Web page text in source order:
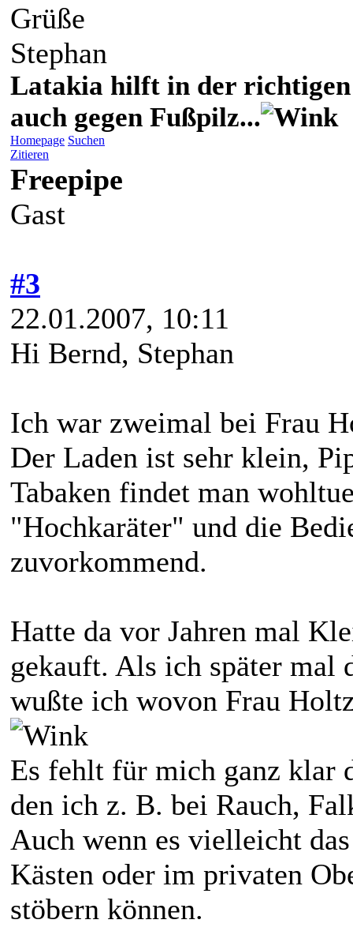
Grüße
Stephan
Latakia hilft in der richtigen
auch gegen Fußpilz...
Homepage Suchen
Zitieren
Freepipe
Gast
#3
22.01.2007, 10:11
Hi Bernd, Stephan
Ich war zweimal bei Frau
Der Laden ist sehr klein,
Tabaken findet man
"Hochkaräter" und die
zuvorkommend.
Hatte da vor Jahren mal
gekauft. Als ich später mal
wußte ich wovon Frau
Es fehlt für mich ganz klar
den ich z. B. bei Rauch,
Auch wenn es vielleicht
Kästen oder im privaten
stöbern können.